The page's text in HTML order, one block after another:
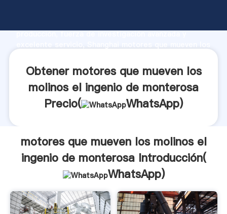
producción, fuerza de investigación avanzada y
valor y aporta valores a todos los clientes.
Obtener motores que mueven los
molinos el ingenio de monterosa
Precio(
WhatsApp)
motores que mueven los molinos el
ingenio de monterosa Introducción(
WhatsApp)